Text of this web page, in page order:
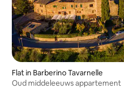
Flat in Barberino Tavarnelle
Oud middeleeuws appartement